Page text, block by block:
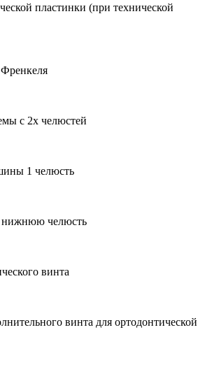
пластинки (при технической
с 2х челюстей
1 челюсть
нижнюю челюсть
винта
винта для ортодонтической